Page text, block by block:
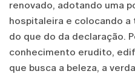
renovado, adotando uma
hospitaleira e colocando a
do que do da declaração.
conhecimento erudito,
que busca a beleza, a